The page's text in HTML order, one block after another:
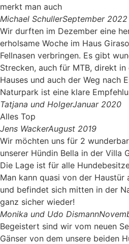
merkt man auch
Michael SchullerSeptember 2022
Wir durften im Dezember eine
erholsame Woche im Haus
Fellnasen verbringen. Es gibt
Strecken, auch für MTB, direkt in
Hauses und auch der Weg nach
Naturpark ist eine klare
Tatjana und HolgerJanuar 2020
Alles Top
Jens WackerAugust 2019
Wir möchten uns für 2
unserer Hündin Bella in der Villa
Die Lage ist für alle
Man kann quasi von der Haustür
und befindet sich mitten in der
ganz sicher wieder!
Monika und Udo Dismann
Begeistert sind wir vom neuen
Gänser von dem unsere beiden